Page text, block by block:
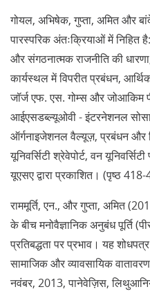
गोयल, अभिषेक, गुप्ता, अमित और
पारस्परिक अंतःक्रियाओं में
और संगठनात्मक राजनीति की
कार्यस्थल में विपरीत प्रबंधन,
जॉर्ज एफ. एस. गोम्स और जोआकिम
आईएसडब्ल्यूओवी - इंटरनेशनल
ऑर्गनाइजेशनल वैल्यूज़, प्रबंधन और
यूनिवर्सिटी श्रेवेपोर्ट, वन
यूएसए द्वारा प्रकाशित। (पृष्ठ
राममूर्ति, एन., और गुप्ता, अमित
के बीच मनोवैज्ञानिक अनुबंध पूर्ति
प्रतिबद्धता पर प्रभाव। यह
सामाजिक और व्यावसायिक
नवंबर, 2013, पानेवेज़िस,